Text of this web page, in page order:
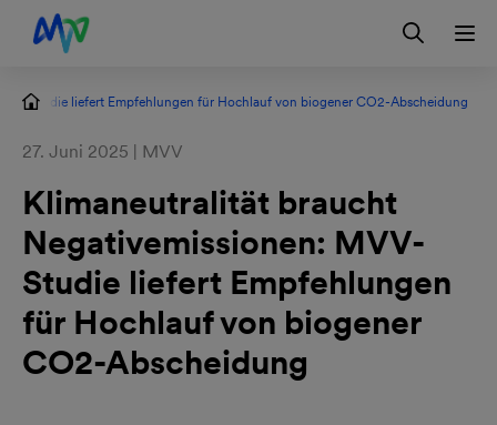
Zur Hauptnavigation springen
Zum Hauptinhalt springen
Zur Footernavigation springen
Kontakt EN Login
Studie liefert Empfehlungen für Hochlauf von biogener CO2-Abscheidung
27. Juni 2025 | MVV
Klimaneutralität braucht
Negativemissionen: MVV-
Studie liefert Empfehlungen
für Hochlauf von biogener
CO2-Abscheidung